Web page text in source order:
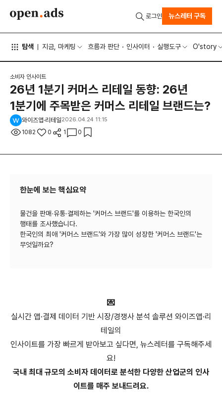
탐색 지금, 마케팅 흐름과 판단 인사이터 실행도구 O'story
로그인 뉴스레터 구독
소비자 인사이트
26년 1분기 커머스 리테일 동향: 26년
1분기에 주목받은 커머스 리테일 브랜드는?
와이즈앱·리테일2026.04.24 11:15
1082 0 1 0
한눈에 보는 핵심요약
물건을 판매∙유통∙결제하는 '커머스 브랜드'를 이용하는 한국인의
행태를 조사했습니다.
한국인의 최애 '커머스 브랜드'와 가장 많이 성장한 '커머스 브랜드'는
무엇일까요?
💌
실시간 앱·결제 데이터 기반 시장/경쟁사 분석 솔루션 와이즈앱·리
테일의
인사이트를 가장 빠르게 받아보고 싶다면, 뉴스레터를 구독해주세
요!
국내 최대 규모의 소비자 데이터로 분석한 다양한 산업군의 인사
이트를 매주 보내드려요.